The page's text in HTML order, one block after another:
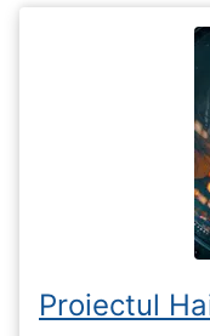
Proiectul